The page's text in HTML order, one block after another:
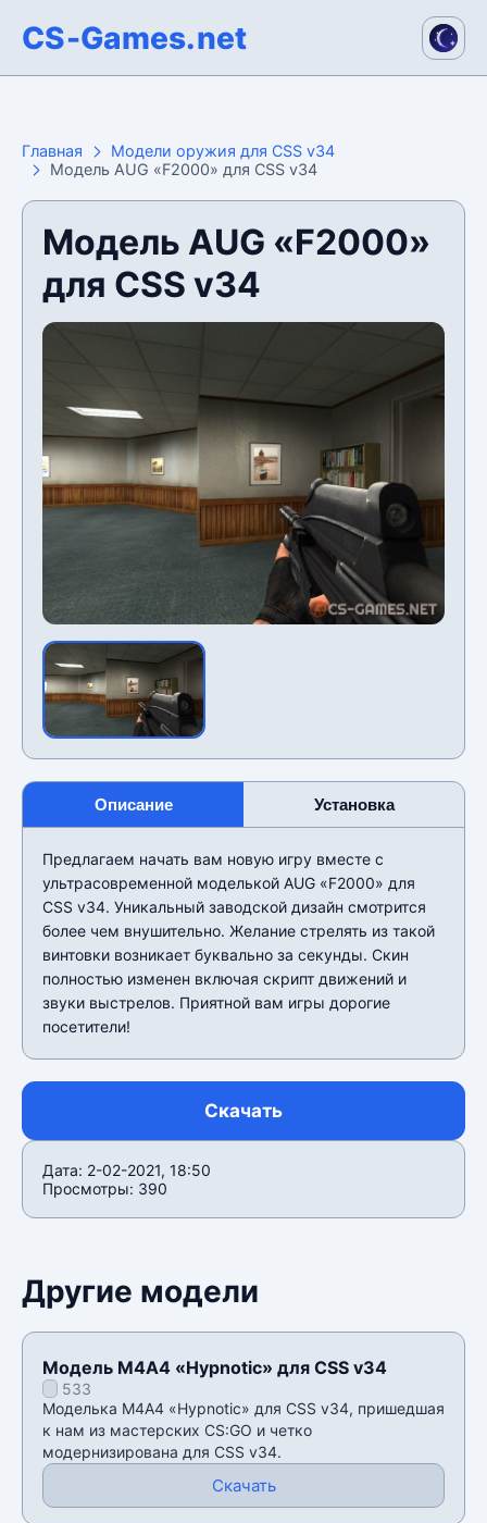
CS-Games.net
Главная
Модели оружия для CSS v34
Модель AUG «F2000» для CSS v34
Модель AUG «F2000»
для CSS v34
Описание Установка
Предлагаем начать вам новую игру вместе с
ультрасовременной моделькой AUG «F2000» для
CSS v34. Уникальный заводской дизайн смотрится
более чем внушительно. Желание стрелять из такой
винтовки возникает буквально за секунды. Скин
полностью изменен включая скрипт движений и
звуки выстрелов. Приятной вам игры дорогие
посетители!
Скачать
Дата: 2-02-2021, 18:50
Просмотры: 390
Другие модели
Модель М4А4 «Hypnotic» для CSS v34
533
Моделька М4А4 «Hypnotic» для CSS v34, пришедшая
к нам из мастерских CS:GO и четко
модернизирована для CSS v34.
Скачать